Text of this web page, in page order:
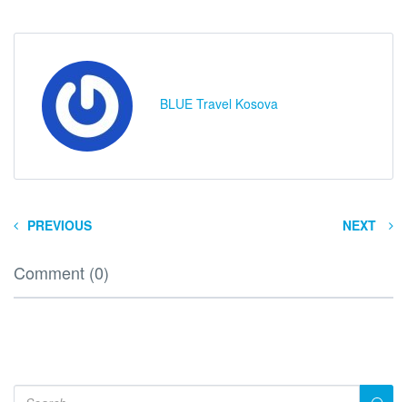
BLUE Travel Kosova
PREVIOUS NEXT
Comment (0)